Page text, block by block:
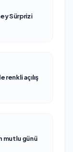
Sürprizi
renkli açılış
mutlu günü